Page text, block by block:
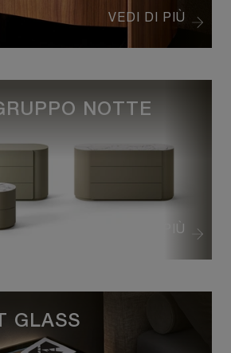
VEDI DI PIÙ
VEDI DI PIÙ
NOTTE
GLASS